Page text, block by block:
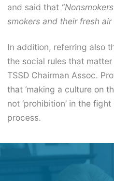
and said that
smokers and their fresh
In addition, referring also
the social rules that
TSSD Chairman Assoc.
that ‘making a culture on
not ‘prohibition’ in the
process.